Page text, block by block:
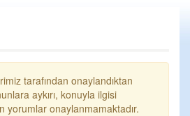
tarafından onaylandıktan
aykırı, konuyla ilgisi
yorumlar onaylanmamaktadır.